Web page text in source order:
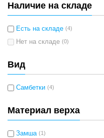
Наличие на складе
Есть на складе (4)
Нет на складе (0)
Вид
Самбетки (4)
Материал верха
Замша (1)